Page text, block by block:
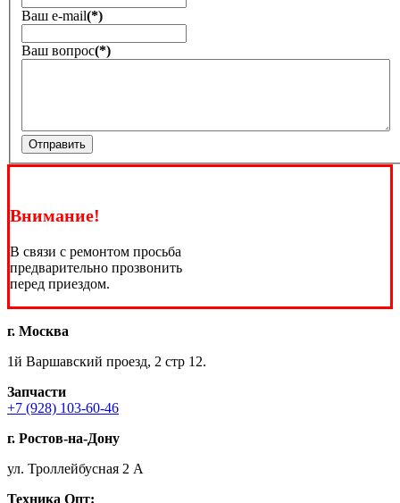
Ваш е-mail(*)
Ваш вопрос(*)
Отправить
Внимание!
В связи с ремонтом просьба
предварительно прозвонить
перед приездом.
г. Москва
1й Варшавский проезд, 2 стр 12.
Запчасти
+7 (928) 103-60-46
г. Ростов-на-Дону
ул. Троллейбусная 2 А
Техника Опт: